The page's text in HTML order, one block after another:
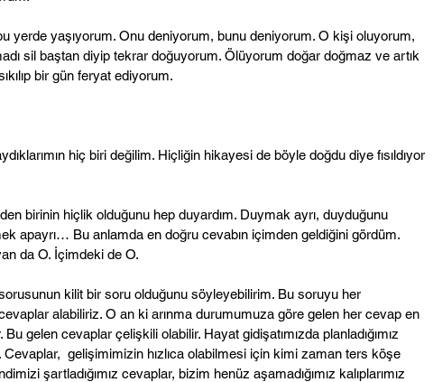
yerde yaşıyorum. Onu deniyorum, bunu deniyorum. O kişi oluyorum,
sil baştan diyip tekrar doğuyorum. Ölüyorum doğar doğmaz ve artık
bir gün feryat ediyorum.
hiç biri değilim. Hiçliğin hikayesi de böyle doğdu diye fısıldıyor
birinin hiçlik olduğunu hep duyardım. Duymak ayrı, duyduğunu
apayrı… Bu anlamda en doğru cevabın içimden geldiğini gördüm.
da O. İçimdeki de O.
kilit bir soru olduğunu söyleyebilirim. Bu soruyu her
alabiliriz. O an ki arınma durumumuza göre gelen her cevap en
gelen cevaplar çelişkili olabilir. Hayat gidişatımızda planladığımız
gelişimimizin hızlıca olabilmesi için kimi zaman ters köşe
şartladığımız cevaplar, bizim henüz aşamadığımız kalıplarımız